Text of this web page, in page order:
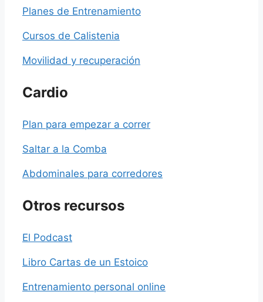
Planes de Entrenamiento
Cursos de Calistenia
Movilidad y recuperación
Cardio
Plan para empezar a correr
Saltar a la Comba
Abdominales para corredores
Otros recursos
El Podcast
Libro Cartas de un Estoico
Entrenamiento personal online